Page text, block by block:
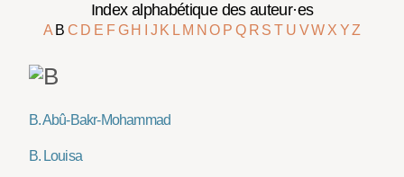
Index alphabétique des auteur·es
A B C D E F G H J K L M NO P Q R ST U VW X YZ
B. Abû-Bakr-Mohammad
B. Louisa